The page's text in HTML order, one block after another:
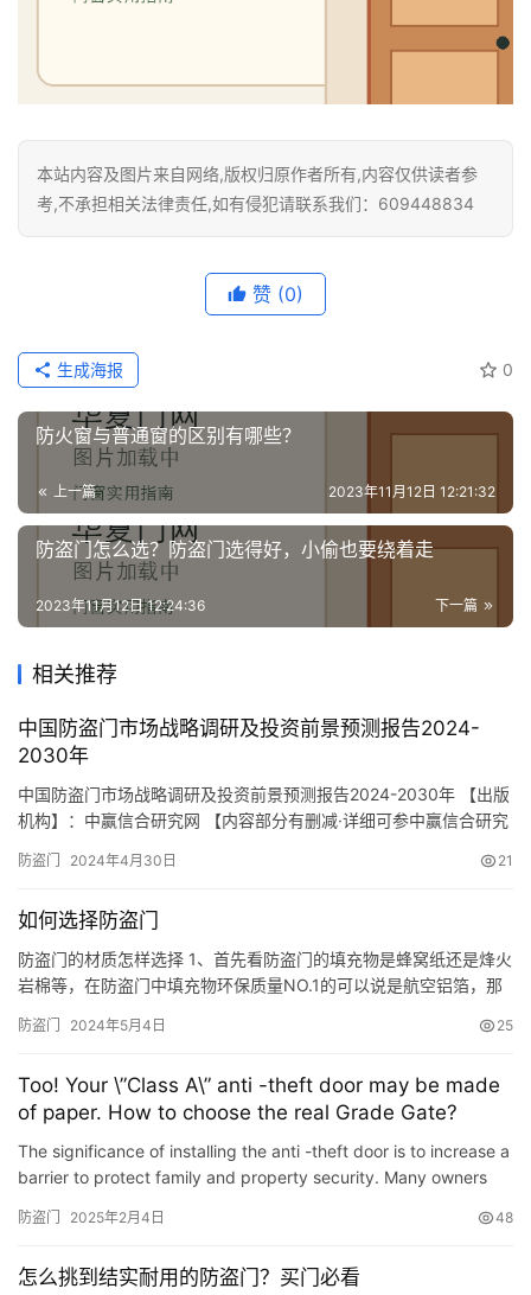
业
讯
联
系
本站内容及图片来自网络,版权归原作者所有,内容仅供读者参
考,不承担相关法律责任,如有侵犯请联系我们：609448834
赞 (0)
0
生成海报
防火窗与普通窗的区别有哪些？
上一篇 2023年11月12日 12:21:32
防盗门怎么选？防盗门选得好，小偷也要绕着走
下一篇
2023年11月12日 12:24:36
相关推荐
中国防盗门市场战略调研及投资前景预测报告2024-
2030年
中国防盗门市场战略调研及投资前景预测报告2024-2030年 【出版
机构】：中赢信合研究网 【内容部分有删减·详细可参中赢信合研究
第二节 防盗门行业发展历程 14 第三节 防盗门分类情况 15 第四节
型分析 18 第二…
防盗门 2024年4月30日 21
如何选择防盗门
防盗门的材质怎样选择 1、首先看防盗门的填充物是蜂窝纸还是烽火
岩棉等，在防盗门中填充物环保质量NO.1的可以说是航空铝箔，那
其次看板材以及他的厚度 防盗门中的甲级一般采用的是锌合金钢
部件都打印条形码，以防假冒，影响口碑。PU胶条，…
防盗门 2024年5月4日 25
Too! Your \”Class A\” anti -theft door may be made
of paper. How to choose the real Grade Gate?
The significance of installing the anti -theft door is to increase a
barrier to protect family and property security. Many owners
防盗门 2025年2月4日 48
怎么挑到结实耐用的防盗门？买门必看